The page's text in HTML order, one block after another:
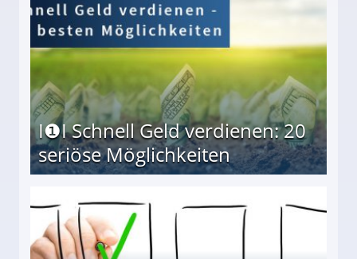
I❶I Schnell Geld verdienen: 20
seriöse Möglichkeiten